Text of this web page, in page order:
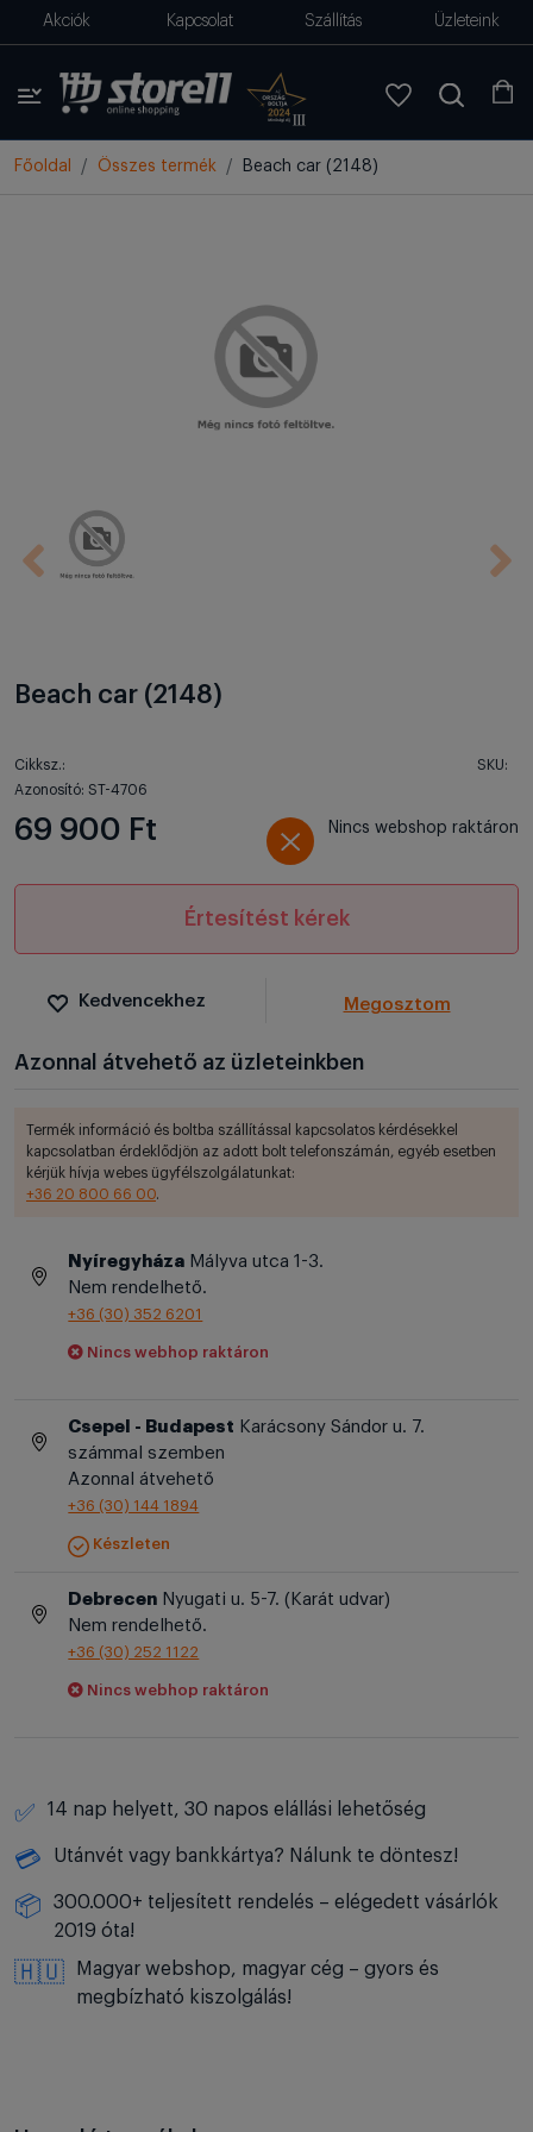
Akciók Kapcsolat Szállítás Üzleteink
Főoldal Összes termék Beach car (2148)
Beach car (2148)
Cikksz.:
SKU:
Azonosító: ST-4706
69 900 Ft Nincs webshop raktáron
Értesítést kérek
Kedvencekhez Megosztom
Azonnal átvehető az üzleteinkben
Termék információ és boltba szállítással kapcsolatos kérdésekkel
kapcsolatban érdeklődjön az adott bolt telefonszámán, egyéb esetben
kérjük hívja webes ügyfélszolgálatunkat:
+36 20 800 66 00.
Nyíregyháza Mályva utca 1-3.
Nem rendelhető.
+36 (30) 352 6201
Nincs webhop raktáron
Csepel - Budapest Karácsony Sándor u. 7.
számmal szemben
Azonnal átvehető
+36 (30) 144 1894
Készleten
Debrecen Nyugati u. 5-7. (Karát udvar)
Nem rendelhető.
+36 (30) 252 1122
Nincs webhop raktáron
✅ 14 nap helyett, 30 napos elállási lehetőség
💳 Utánvét vagy bankkártya? Nálunk te döntesz!
📦
300.000+ teljesített rendelés – elégedett vásárlók
2019 óta!
🇭🇺
Magyar webshop, magyar cég – gyors és
megbízható kiszolgálás!